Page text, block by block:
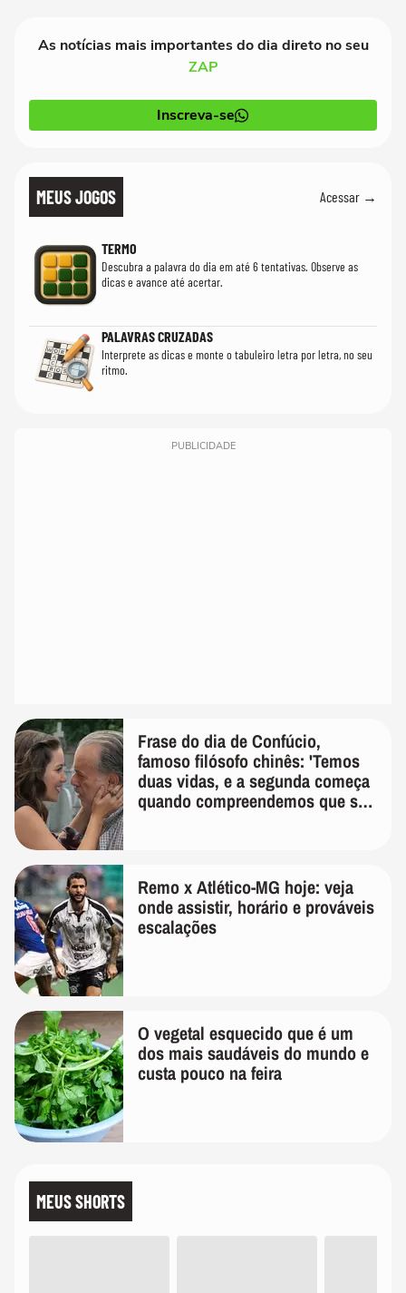
As notícias mais importantes do dia direto no seu
ZAP
Inscreva-se
MEUS JOGOS Acessar →
TERMO
Descubra a palavra do dia em até 6 tentativas. Observe as
dicas e avance até acertar.
PALAVRAS CRUZADAS
Interprete as dicas e monte o tabuleiro letra por letra, no seu
ritmo.
PUBLICIDADE
Frase do dia de Confúcio,
famoso filósofo chinês: 'Temos
duas vidas, e a segunda começa
quando compreendemos que só
Remo x Atlético-MG hoje: veja
onde assistir, horário e prováveis
escalações
O vegetal esquecido que é um
dos mais saudáveis do mundo e
custa pouco na feira
MEUS SHORTS